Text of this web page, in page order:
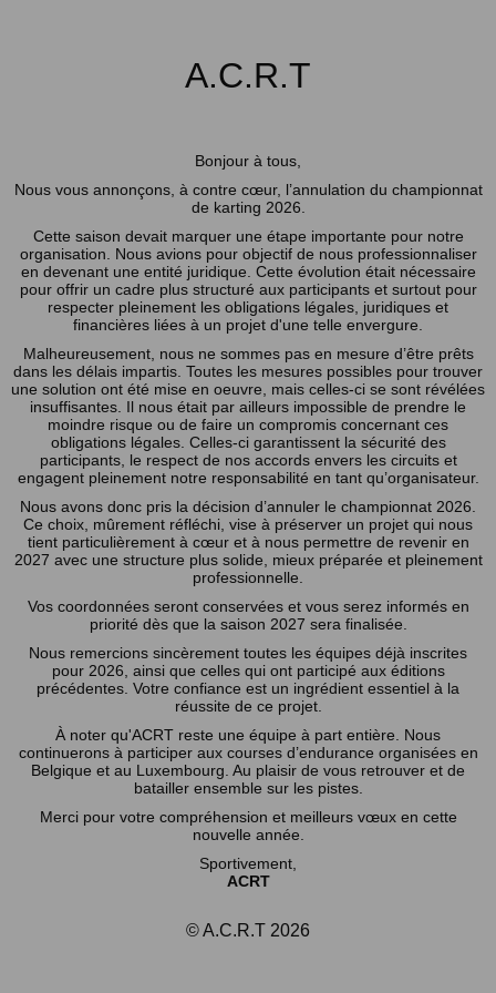
A.C.R.T
Bonjour à tous,
Nous vous annonçons, à contre cœur, l’annulation du championnat
de karting 2026.
Cette saison devait marquer une étape importante pour notre
organisation. Nous avions pour objectif de nous professionnaliser
en devenant une entité juridique. Cette évolution était nécessaire
pour offrir un cadre plus structuré aux participants et surtout pour
respecter pleinement les obligations légales, juridiques et
financières liées à un projet d'une telle envergure.
Malheureusement, nous ne sommes pas en mesure d’être prêts
dans les délais impartis. Toutes les mesures possibles pour trouver
une solution ont été mise en oeuvre, mais celles-ci se sont révélées
insuffisantes. Il nous était par ailleurs impossible de prendre le
moindre risque ou de faire un compromis concernant ces
obligations légales. Celles-ci garantissent la sécurité des
participants, le respect de nos accords envers les circuits et
engagent pleinement notre responsabilité en tant qu’organisateur.
Nous avons donc pris la décision d’annuler le championnat 2026.
Ce choix, mûrement réfléchi, vise à préserver un projet qui nous
tient particulièrement à cœur et à nous permettre de revenir en
2027 avec une structure plus solide, mieux préparée et pleinement
professionnelle.
Vos coordonnées seront conservées et vous serez informés en
priorité dès que la saison 2027 sera finalisée.
Nous remercions sincèrement toutes les équipes déjà inscrites
pour 2026, ainsi que celles qui ont participé aux éditions
précédentes. Votre confiance est un ingrédient essentiel à la
réussite de ce projet.
À noter qu'ACRT reste une équipe à part entière. Nous
continuerons à participer aux courses d’endurance organisées en
Belgique et au Luxembourg. Au plaisir de vous retrouver et de
batailler ensemble sur les pistes.
Merci pour votre compréhension et meilleurs vœux en cette
nouvelle année.
Sportivement,
ACRT
© A.C.R.T 2026